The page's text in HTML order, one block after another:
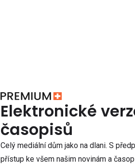
Elektronické
časopisů
Celý mediální dům jako na dlani. S
přístup ke všem našim novinám a